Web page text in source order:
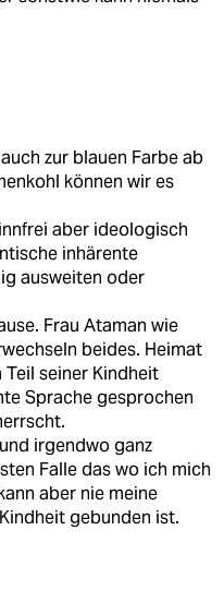
zur blauen Farbe ab
können wir es
aber ideologisch
inhärente
ausweiten oder
Frau Ataman wie
beides. Heimat
seiner Kindheit
Sprache gesprochen
irgendwo ganz
Falle das wo ich mich
aber nie meine
gebunden ist.